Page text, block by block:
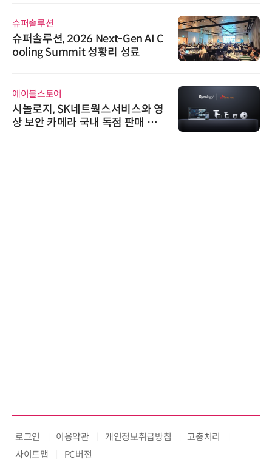
퍼솔루션
퍼솔루션, 2026 Next-Gen AI C
Summit 성황리 성료
이블스토어
놀로지, SK네트웍스서비스와 영
보안 카메라 국내 독점 판매 파
위
위
환
로
라
로그인 이용약관 개인정보취급방침
고충처리
사이트맵
PC버전